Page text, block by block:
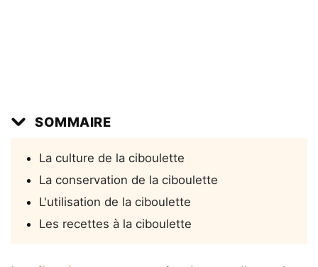
SOMMAIRE
La culture de la ciboulette
La conservation de la ciboulette
L'utilisation de la ciboulette
Les recettes à la ciboulette